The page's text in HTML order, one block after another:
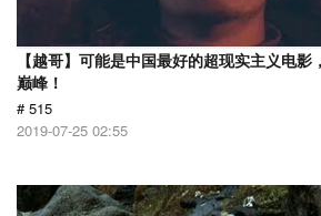
【越哥】可能是中国最好的超现实主义电
巅峰！
# 515
2019-07-25 02:55